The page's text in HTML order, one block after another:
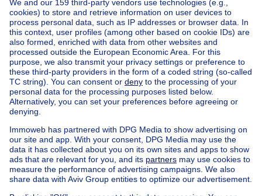
gerenoveerd en onderhouden. Gezien zijn statuut zijn
er heel wat mogelijkheden aangaande uitbating,
alsook ontvangt u subsidies voor het onderhoud van
de Hoeve.
Energetisch beschikt dit eigendom bovendien reeds
over een hybride warmtepomp systeem (elektriciteit-
stookolie - 2021), zonneboiler, zonnepanelen van
8000 Wp en thuisbatterijen van 10 kWh.
Kortom een uitzonderlijk aanbod in een unieke setting
met zeer veel ...
Home Belgium
West Flanders (province)
Veurne (district)
Buy your villa in Alveringem
House out of BelgiumHouse for sale France
House for sale Spain
House for sale Italy
House for sale Luxembourg
House for sale Netherlands
Our cheap propertiesCheap houses for sale
Cheap apartments for rent